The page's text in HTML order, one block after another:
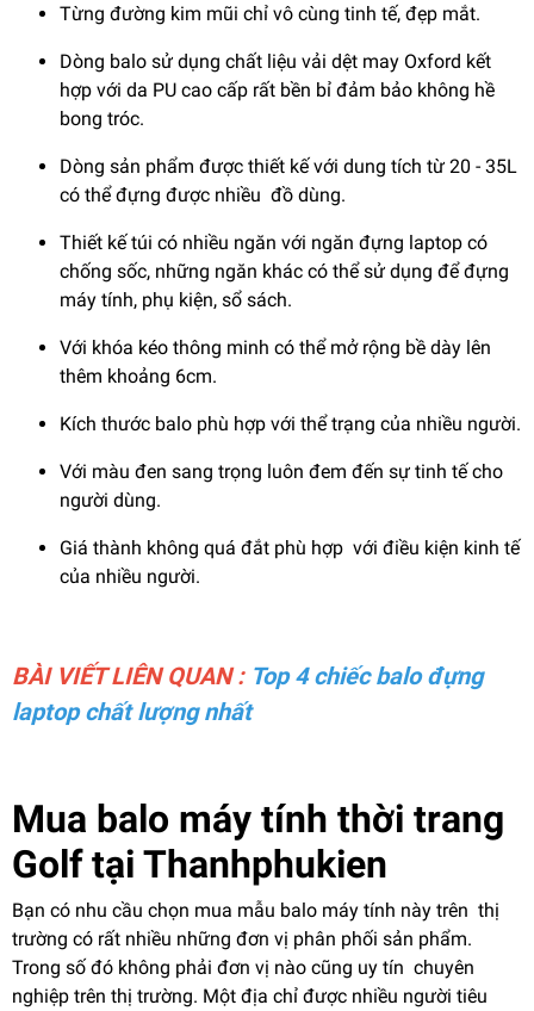
Từng đường kim mũi chỉ vô cùng tinh tế, đẹp mắt.
Dòng balo sử dụng chất liệu vải dệt may Oxford kết
hợp với da PU cao cấp rất bền bỉ đảm bảo không hề
bong tróc.
Dòng sản phẩm được thiết kế với dung tích từ 20 - 35L
có thể đựng được nhiều đồ dùng.
Thiết kế túi có nhiều ngăn với ngăn đựng laptop có
chống sốc, những ngăn khác có thể sử dụng để đựng
máy tính, phụ kiện, sổ sách.
Với khóa kéo thông minh có thể mở rộng bề dày lên
thêm khoảng 6cm.
Kích thước balo phù hợp với thể trạng của nhiều người.
Với màu đen sang trọng luôn đem đến sự tinh tế cho
người dùng.
Giá thành không quá đắt phù hợp với điều kiện kinh tế
của nhiều người.
BÀI VIẾT LIÊN QUAN : Top 4 chiếc balo đựng
laptop chất lượng nhất
Mua balo máy tính thời trang
Golf tại Thanhphukien
Bạn có nhu cầu chọn mua mẫu balo máy tính này trên thị
trường có rất nhiều những đơn vị phân phối sản phẩm.
Trong số đó không phải đơn vị nào cũng uy tín chuyên
nghiệp trên thị trường. Một địa chỉ được nhiều người tiêu